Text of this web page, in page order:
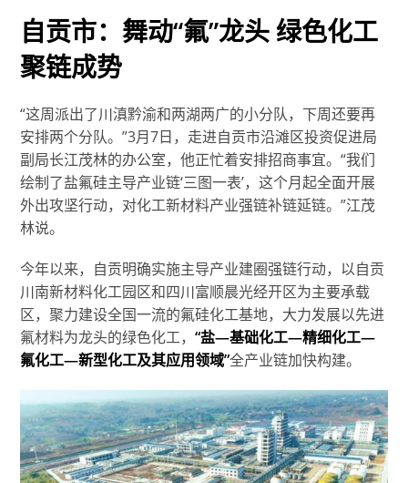
自贡市：舞动“氟”龙头 绿色化工
聚链成势
“这周派出了川滇黔渝和两湖两广的小分队，下周还要再
安排两个分队。”3月7日，走进自贡市沿滩区投资促进局
副局长江茂林的办公室，他正忙着安排招商事宜。“我们
绘制了盐氟硅主导产业链‘三图一表’，这个月起全面开展
外出攻坚行动，对化工新材料产业强链补链延链。”江茂
林说。
今年以来，自贡明确实施主导产业建圈强链行动，以自贡
川南新材料化工园区和四川富顺晨光经开区为主要承载
区，聚力建设全国一流的氟硅化工基地，大力发展以先进
氟材料为龙头的绿色化工，“盐—基础化工—精细化工—
氟化工—新型化工及其应用领域”全产业链加快构建。